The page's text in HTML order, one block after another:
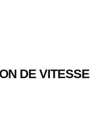
DE VITESSE